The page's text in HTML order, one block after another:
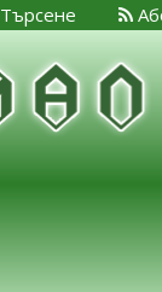
Търсене